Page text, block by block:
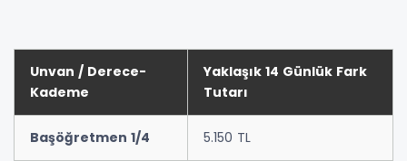
Unvan / Derece-
Kademe
Yaklaşık 14 Günlük Fark
Tutarı
Başöğretmen 1/4 5.150 TL